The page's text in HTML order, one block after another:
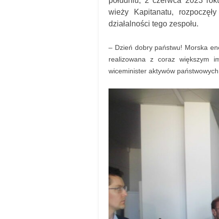
wieży Kapitanatu,
działalności tego zespołu.
– Dzień dobry państwu! Morska
realizowana z coraz większym
wiceminister aktywów